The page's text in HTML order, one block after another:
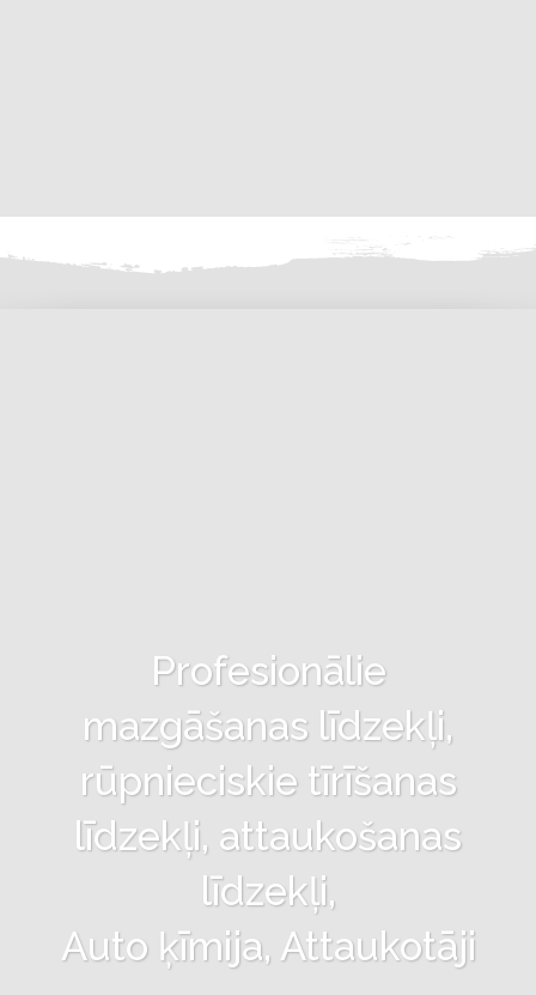
Profesionālie
mazgāšanas līdzekļi,
rūpnieciskie tīrīšanas
līdzekļi, attaukošanas
līdzekļi,
Auto ķīmija, Attaukotāji